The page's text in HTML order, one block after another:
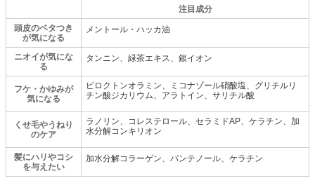
注目成分
頭皮のベタつき
が気になる
メントール・ハッカ油
ニオイが気にな
る
タンニン、緑茶エキス、銀イオン
フケ・かゆみが
気になる
ピロクトンオラミン、ミコナゾール硝酸塩、グリチルリ
チン酸ジカリウム、アラトイン、サリチル酸
くせ毛やうねり
のケア
ラノリン、コレステロール、セラミドAP、ケラチン、加
水分解コンキリオン
髪にハリやコシ
を与えたい
加水分解コラーゲン、パンテノール、ケラチン